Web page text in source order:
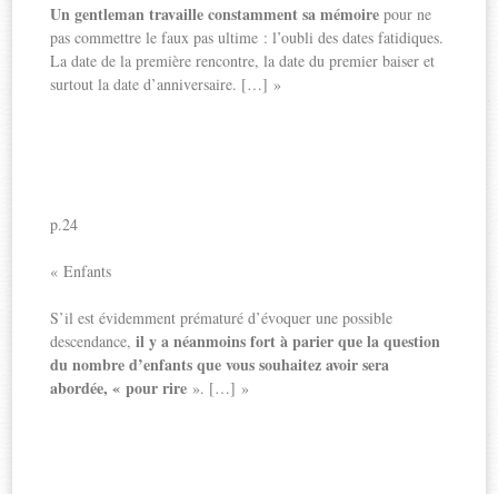
Un gentleman travaille constamment sa mémoire pour ne
pas commettre le faux pas ultime : l’oubli des dates fatidiques.
La date de la première rencontre, la date du premier baiser et
surtout la date d’anniversaire. […] »
p.24
« Enfants
S’il est évidemment prématuré d’évoquer une possible
descendance,il y a néanmoins fort à parier que la question
du nombre d’enfants que vous souhaitez avoir sera
abordée, « pour rire ». […] »